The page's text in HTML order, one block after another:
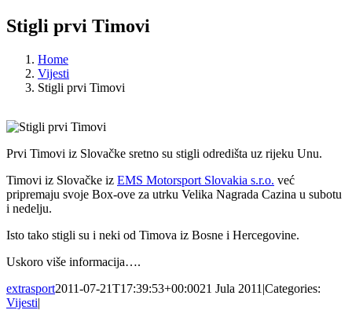
Stigli prvi Timovi
Home
Vijesti
Stigli prvi Timovi
Prvi Timovi iz Slovačke sretno su stigli odredišta uz rijeku Unu.
Timovi iz Slovačke iz EMS Motorsport Slovakia s.r.o. već
pripremaju svoje Box-ove za utrku Velika Nagrada Cazina u subotu
i nedelju.
Isto tako stigli su i neki od Timova iz Bosne i Hercegovine.
Uskoro više informacija….
extrasport2011-07-21T17:39:53+00:0021 Jula 2011 |Categories:
Vijesti|